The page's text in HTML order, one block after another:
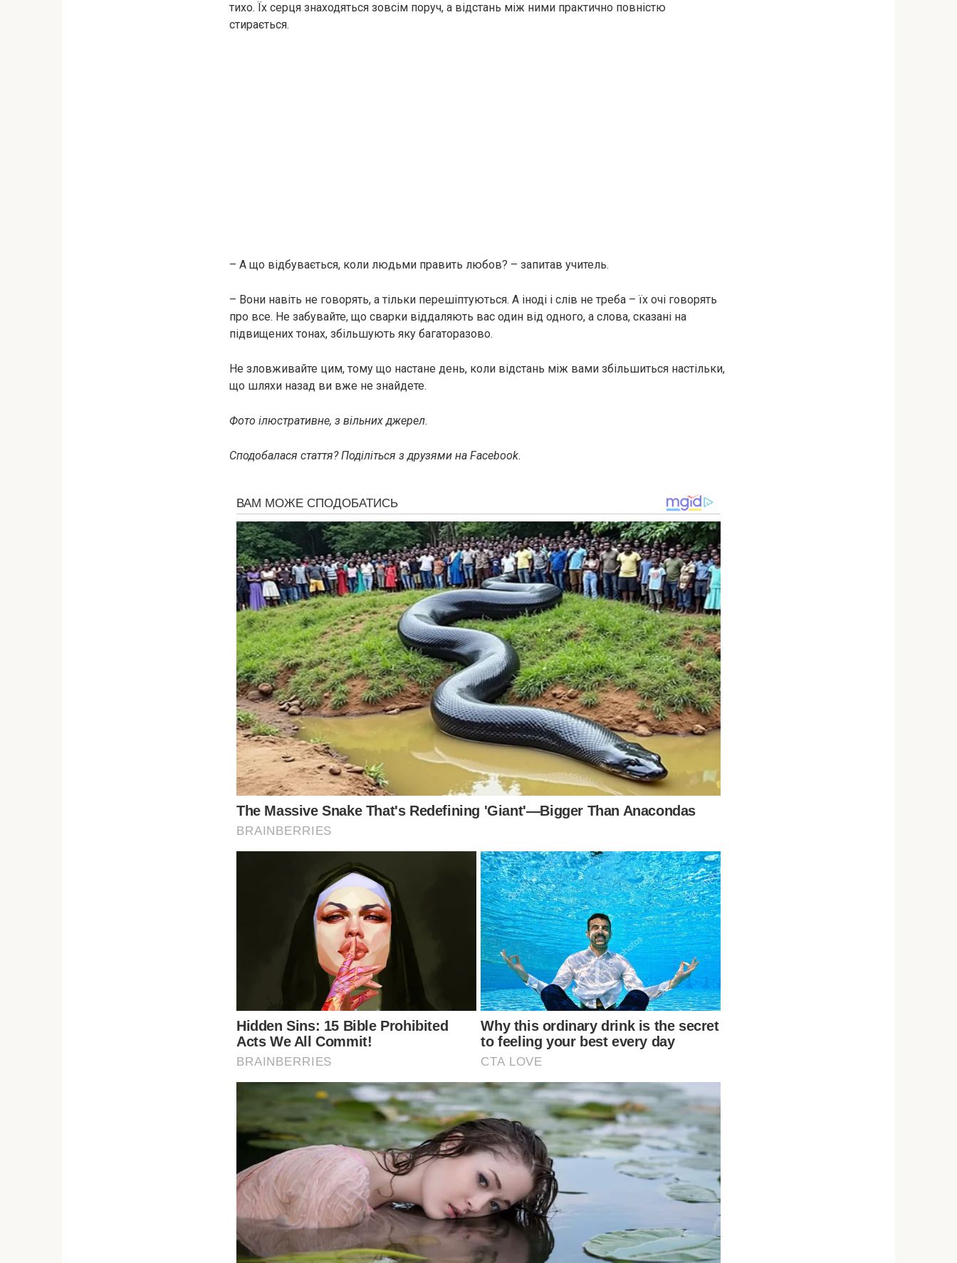
тихо. Їх серця знаходяться зовсім поруч, а відстань між ними практично повністю
стирається.
– А що відбувається, коли людьми править любов? – запитав учитель.
– Вони навіть не говорять, а тільки перешіптуються. А іноді і слів не треба – їх очі говорять
про все. Не забувайте, що сварки віддаляють вас один від одного, а слова, сказані на
підвищених тонах, збільшують яку багаторазово.
Не зловживайте цим, тому що настане день, коли відстань між вами збільшиться настільки,
що шляхи назад ви вже не знайдете.
Фото ілюстративне, з вільних джерел.
Сподобалася стаття? Поділіться з друзями на Facebook.